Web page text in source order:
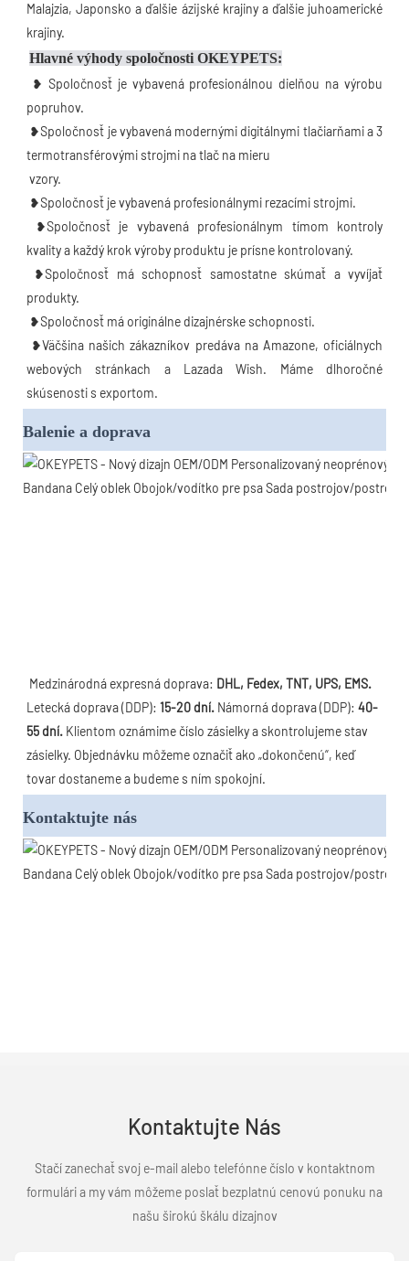
Malajzia, Japonsko a ďalšie ázijské krajiny a ďalšie juhoamerické
krajiny.
Hlavné výhody spoločnosti OKEYPETS:
popruhov.
termotransférovými strojmi na tlač na mieru
vzory.
❥Spoločnosť je vybavená profesionálnymi rezacími strojmi.
kvality a každý krok výroby produktu je prísne kontrolovaný.
produkty.
❥Spoločnosť má originálne dizajnérske schopnosti.
webových stránkach a Lazada Wish. Máme dlhoročné
skúsenosti s exportom.
Balenie a doprava
Medzinárodná expresná doprava: DHL, Fedex, TNT, UPS, EMS.
Letecká doprava (DDP): 15-20 dní. Námorná doprava (DDP): 40-
55 dní. Klientom oznámime číslo zásielky a skontrolujeme stav
zásielky. Objednávku môžeme označiť ako „dokončenú“, keď
tovar dostaneme a budeme s ním spokojní.
Kontaktujte nás
Kontaktujte Nás
Stačí zanechať svoj e-mail alebo telefónne číslo v kontaktnom
formulári a my vám môžeme poslať bezplatnú cenovú ponuku na
našu širokú škálu dizajnov